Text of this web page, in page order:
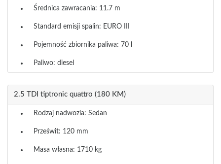
Średnica zawracania: 11.7 m
Standard emisji spalin: EURO III
Pojemność zbiornika paliwa: 70 l
Paliwo: diesel
2.5 TDI tiptronic quattro (180 KM)
Rodzaj nadwozia: Sedan
Prześwit: 120 mm
Masa własna: 1710 kg